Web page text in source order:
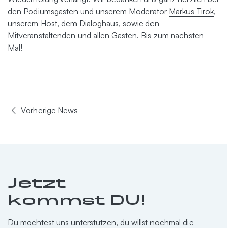
den Podiumsgästen und unserem Moderator Markus Tirok,
unserem Host, dem Dialoghaus, sowie den
Mitveranstaltenden und allen Gästen. Bis zum nächsten
Mal!
Vorherige News
Jetzt
kommst DU!
Du möchtest uns unterstützen, du willst nochmal die